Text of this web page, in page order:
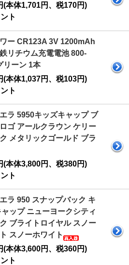
(本体1,701円、税170円)
ト
ー CR123A 3V 1200mAh
リチウム充電電池 800-
リーン 1本
(本体1,037円、税103円)
ト
ラ 5950キッズキャップ ブ
ゴ アールクラウン ケリー
メタリックゴールド ブラ
(本体3,800円、税380円)
ト
ラ 950 スナップバック キ
ャップ ニューヨークシティ
ブライトロイヤル スノー
スノーホワイト
(本体3,600円、税360円)
ト